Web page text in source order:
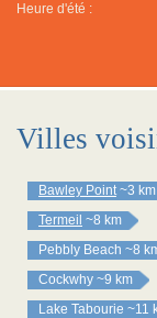
Heure d'été :
Villes
Bawley Point ~3 km
Termeil ~8 km
Pebbly Beach ~8
Cockwhy ~9 km
Lake Tabourie ~11